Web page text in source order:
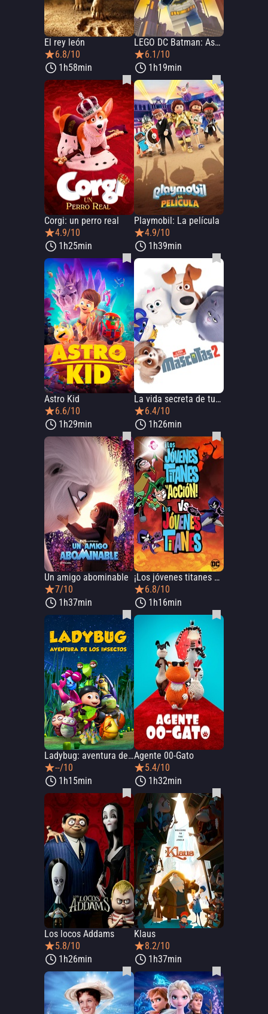
El rey león
6.8/10
1h58min
LEGO DC Batman: Asuntos familiares
6.1/10
1h19min
Corgi: un perro real
4.9/10
1h25min
Playmobil: La película
4.9/10
1h39min
Astro Kid
6.6/10
1h29min
La vida secreta de tus mascotas 2
6.4/10
1h26min
Un amigo abominable
7/10
1h37min
¡Los jóvenes titanes en acción! vs Los jóvenes titanes
6.8/10
1h16min
Ladybug: aventura de los insectos
--/10
1h15min
Agente 00-Gato
5.4/10
1h32min
Los locos Addams
5.8/10
1h26min
Klaus
8.2/10
1h37min